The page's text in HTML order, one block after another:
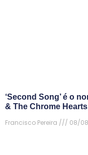
‘Second Song’ é o
& The Chrome
Francisco Pereira
08/